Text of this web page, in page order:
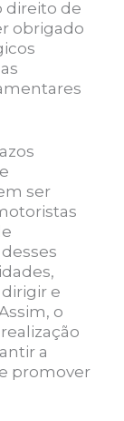
direito de
obrigado
ser
e
o
a
promover